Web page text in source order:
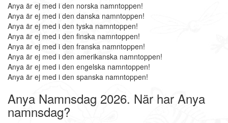
Anya är ej med i den norska namntoppen!
Anya är ej med i den danska namntoppen!
Anya är ej med i den tyska namntoppen!
Anya är ej med i den finska namntoppen!
Anya är ej med i den franska namntoppen!
Anya är ej med i den amerikanska namntoppen!
Anya är ej med i den engelska namntoppen!
Anya är ej med i den spanska namntoppen!
Anya Namnsdag 2026. När har Anya
namnsdag?